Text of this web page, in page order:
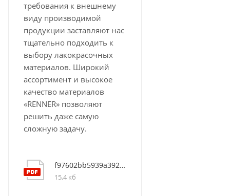
требования к внешнему
виду производимой
продукции заставляют нас
тщательно подходить к
выбору лакокрасочных
материалов. Широкий
ассортимент и высокое
качество материалов
«RENNER» позволяют
решить даже самую
сложную задачу.
f97602bb5939a3928b95ec1c9f4f5269
15,4 кб